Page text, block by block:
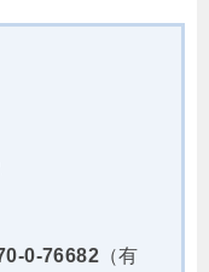
0-76682 （有